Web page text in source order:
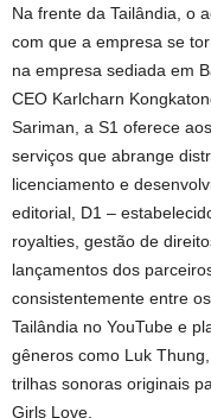
Na frente da Tailândia, o
com que a empresa se
na empresa sediada em
CEO Karlcharn
Sariman, a S1 oferece
serviços que abrange
licenciamento e
editorial, D1 –
royalties, gestão de
lançamentos dos
consistentemente entre
Tailândia no YouTube e
gêneros como Luk
trilhas sonoras originais
Girls Love.